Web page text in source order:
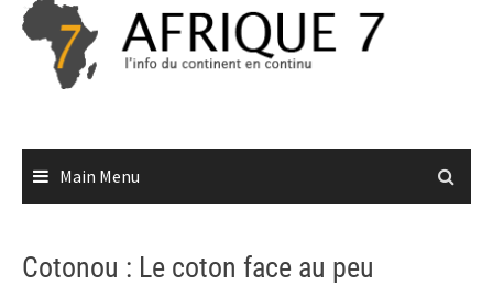
Skip
content
Main Menu
Cotonou : Le coton face au peu